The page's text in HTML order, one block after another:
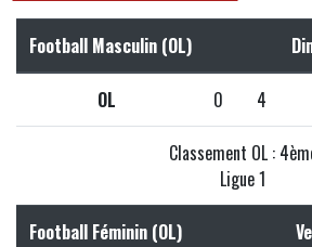
Football Masculin (OL)
OL 0 4
Classement OL :
Ligue 1
Football Féminin (OL)